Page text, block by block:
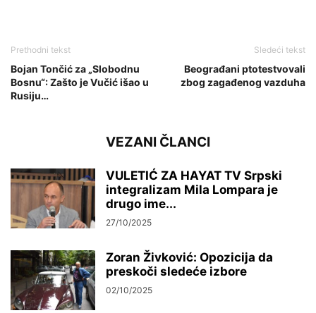
Prethodni tekst
Bojan Tončić za „Slobodnu
Bosnu“: Zašto je Vučić išao u
Rusiju…
Sledeći tekst
Beograđani ptotestvovali
zbog zagađenog vazduha
VEZANI ČLANCI
VULETIĆ ZA HAYAT TV Srpski
integralizam Mila Lompara je
drugo ime...
27/10/2025
Zoran Živković: Opozicija da
preskoči sledeće izbore
02/10/2025